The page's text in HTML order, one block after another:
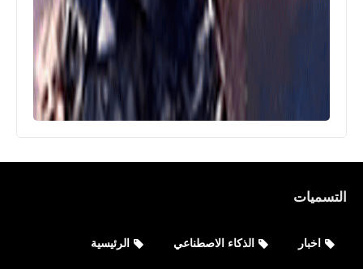
التسميات
اخبار الذكاء الاصطناعي الرئيسية